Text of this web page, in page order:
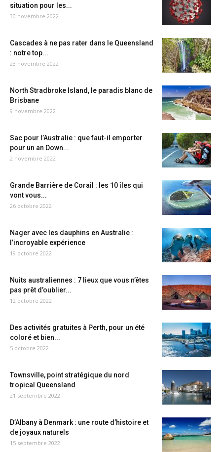
situation pour les...
30 novembre 2022
Cascades à ne pas rater dans le Queensland
: notre top...
23 novembre 2022
North Stradbroke Island, le paradis blanc de
Brisbane
9 novembre 2022
Sac pour l’Australie : que faut-il emporter
pour un an Down...
2 novembre 2022
Grande Barrière de Corail : les 10 îles qui
vont vous...
26 octobre 2022
Nager avec les dauphins en Australie :
l’incroyable expérience
19 octobre 2022
Nuits australiennes : 7 lieux que vous n’êtes
pas prêt d’oublier...
12 octobre 2022
Des activités gratuites à Perth, pour un été
coloré et bien...
5 octobre 2022
Townsville, point stratégique du nord
tropical Queensland
21 septembre 2022
D’Albany à Denmark : une route d’histoire et
de joyaux naturels
15 septembre 2022